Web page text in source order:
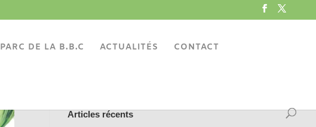
PARC DE LA B.B.C ACTUALITÉS CONTACT
Articles récents